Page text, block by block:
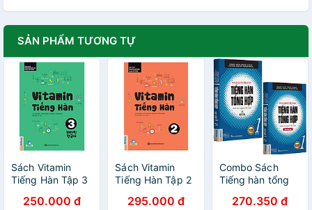
SẢN PHẨM TƯƠNG TỰ
Sách Vitamin
Tiếng Hàn Tập 3
250.000 đ
Sách Vitamin
Tiếng Hàn Tập 2
295.000 đ
Combo Sách
Tiếng hàn tổng
người Việt Nam -
270.350 đ